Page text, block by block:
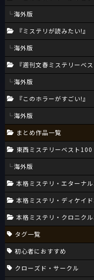
海外版
『ミステリが読みたい!』
海外版
『週刊文春ミステリーベ
海外版
『このホラーがすごい!』
海外版
まとめ作品一覧
東西ミステリーベスト100
海外版
本格ミステリ・エターナ
本格ミステリ・ディケイ
本格ミステリ・クロニク
タグ一覧
初心者におすすめ
クローズド・サークル